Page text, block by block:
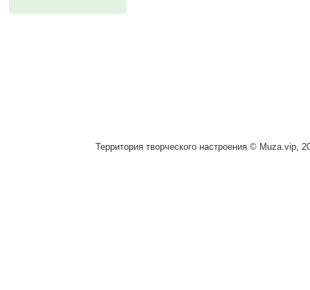
Территория творческого настроения © Muza.vip,